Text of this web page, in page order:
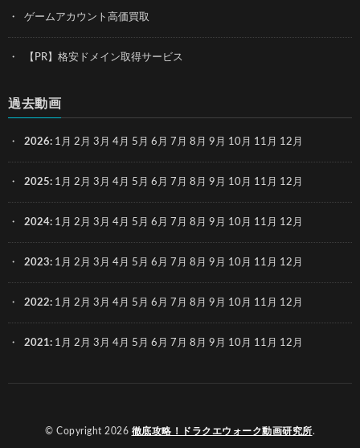
ゲームアカウント高価買取
【PR】格安ドメイン取得サービス
過去動画
2026: 1月 2月 3月 4月 5月 6月 7月 8月 9月 10月 11月 12月
2025: 1月 2月 3月 4月 5月 6月 7月 8月 9月 10月 11月 12月
2024: 1月 2月 3月 4月 5月 6月 7月 8月 9月 10月 11月 12月
2023: 1月 2月 3月 4月 5月 6月 7月 8月 9月 10月 11月 12月
2022: 1月 2月 3月 4月 5月 6月 7月 8月 9月 10月 11月 12月
2021: 1月 2月 3月 4月 5月 6月 7月 8月 9月 10月 11月 12月
© Copyright 2026 徹底攻略！ドラクエウォーク動画研究所.